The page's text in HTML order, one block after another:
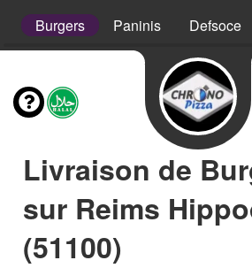
Burgers Paninis Defsoce
Livraison de
sur Reims
(51100)